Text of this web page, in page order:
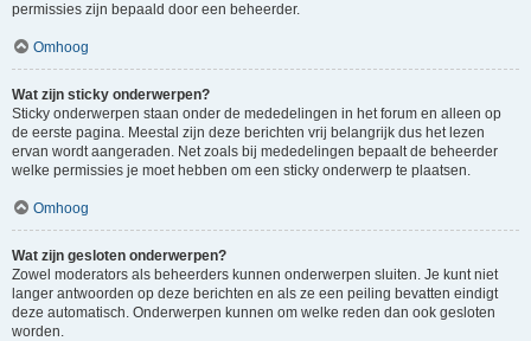
permissies zijn bepaald door een beheerder.
Omhoog
Wat zijn sticky onderwerpen?
Sticky onderwerpen staan onder de mededelingen in het forum en alleen op
de eerste pagina. Meestal zijn deze berichten vrij belangrijk dus het lezen
ervan wordt aangeraden. Net zoals bij mededelingen bepaalt de beheerder
welke permissies je moet hebben om een sticky onderwerp te plaatsen.
Omhoog
Wat zijn gesloten onderwerpen?
Zowel moderators als beheerders kunnen onderwerpen sluiten. Je kunt niet
langer antwoorden op deze berichten en als ze een peiling bevatten eindigt
deze automatisch. Onderwerpen kunnen om welke reden dan ook gesloten
worden.